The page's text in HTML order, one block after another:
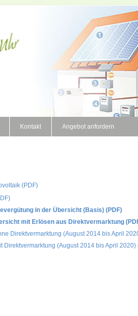
Kontakt Angebot anfordern
(PDF)
in der Übersicht (Basis) (PDF)
mit Erlösen aus Direktvermarktung
Direktvermarktung (August 2014 bis April
Direktvermarktung (August 2014 bis April 2020)